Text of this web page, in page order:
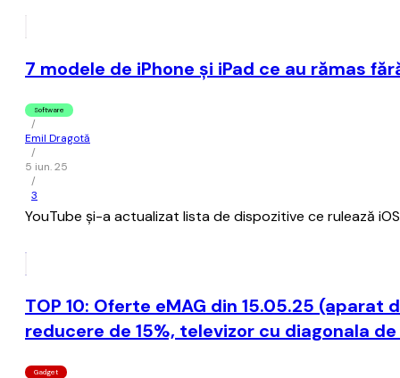
7 modele de iPhone și iPad ce au rămas
Software
/
Emil Dragotă
/
5 iun. 25
/
3
YouTube și-a actualizat lista de dispozitive ce rulează
TOP 10: Oferte eMAG din 15.05.25
reducere de 15%, televizor cu diagonala
Gadget